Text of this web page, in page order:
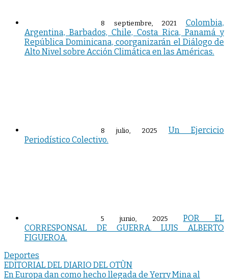
8 septiembre, 2021
Colombia,
Argentina, Barbados, Chile, Costa Rica, Panamá y
República Dominicana, coorganizarán el Diálogo de
Alto Nivel sobre Acción Climática en las Américas.
8 julio, 2025
Un Ejercicio
Periodístico Colectivo.
5 junio, 2025
POR EL
CORRESPONSAL DE GUERRA. LUIS ALBERTO
FIGUEROA.
Deportes
Navegación
EDITORIAL DEL DIARIO DEL OTÙN
En Europa dan como hecho llegada de Yerry Mina al